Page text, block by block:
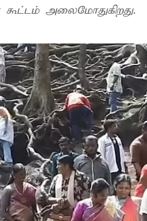
நாட்களாக கொடைக்கானலில் சுற்றுலா பயணிகள் கூட்டம் அலைமோதுகிறது.